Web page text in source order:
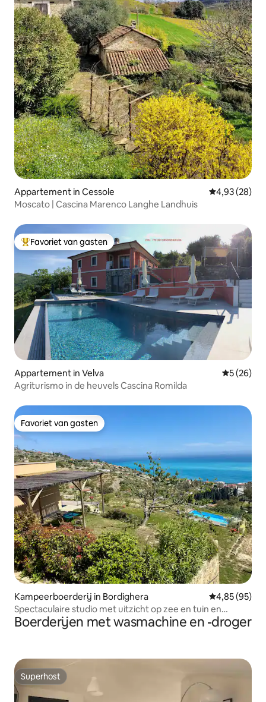
Appartement in Cessole Gemiddelde
4,93 (28)
Moscato | Cascina Marenco Langhe Landhuis
Topfavoriet van gasten
Favoriet van gasten
Appartement in Velva
5 (26)
Agriturismo in de heuvels Cascina Romilda
Favoriet van gasten
Favoriet van gasten
Kampeerboerderij in Bordighera Gemiddelde
4,85 (95)
Spectaculaire studio met uitzicht op zee en tuin en
zwembad
Boerderijen met wasmachine en -droger
Superhost
Superhost